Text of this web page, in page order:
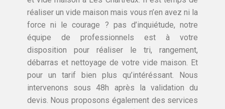
réaliser un vide maison mais vous n’en avez ni la
force ni le courage ? pas d’inquiétude, notre
équipe de professionnels est à votre
disposition pour réaliser le tri, rangement,
débarras et nettoyage de votre vide maison. Et
pour un tarif bien plus qu’intéréssant. Nous
intervenons sous 48h après la validation du
devis. Nous proposons également des services